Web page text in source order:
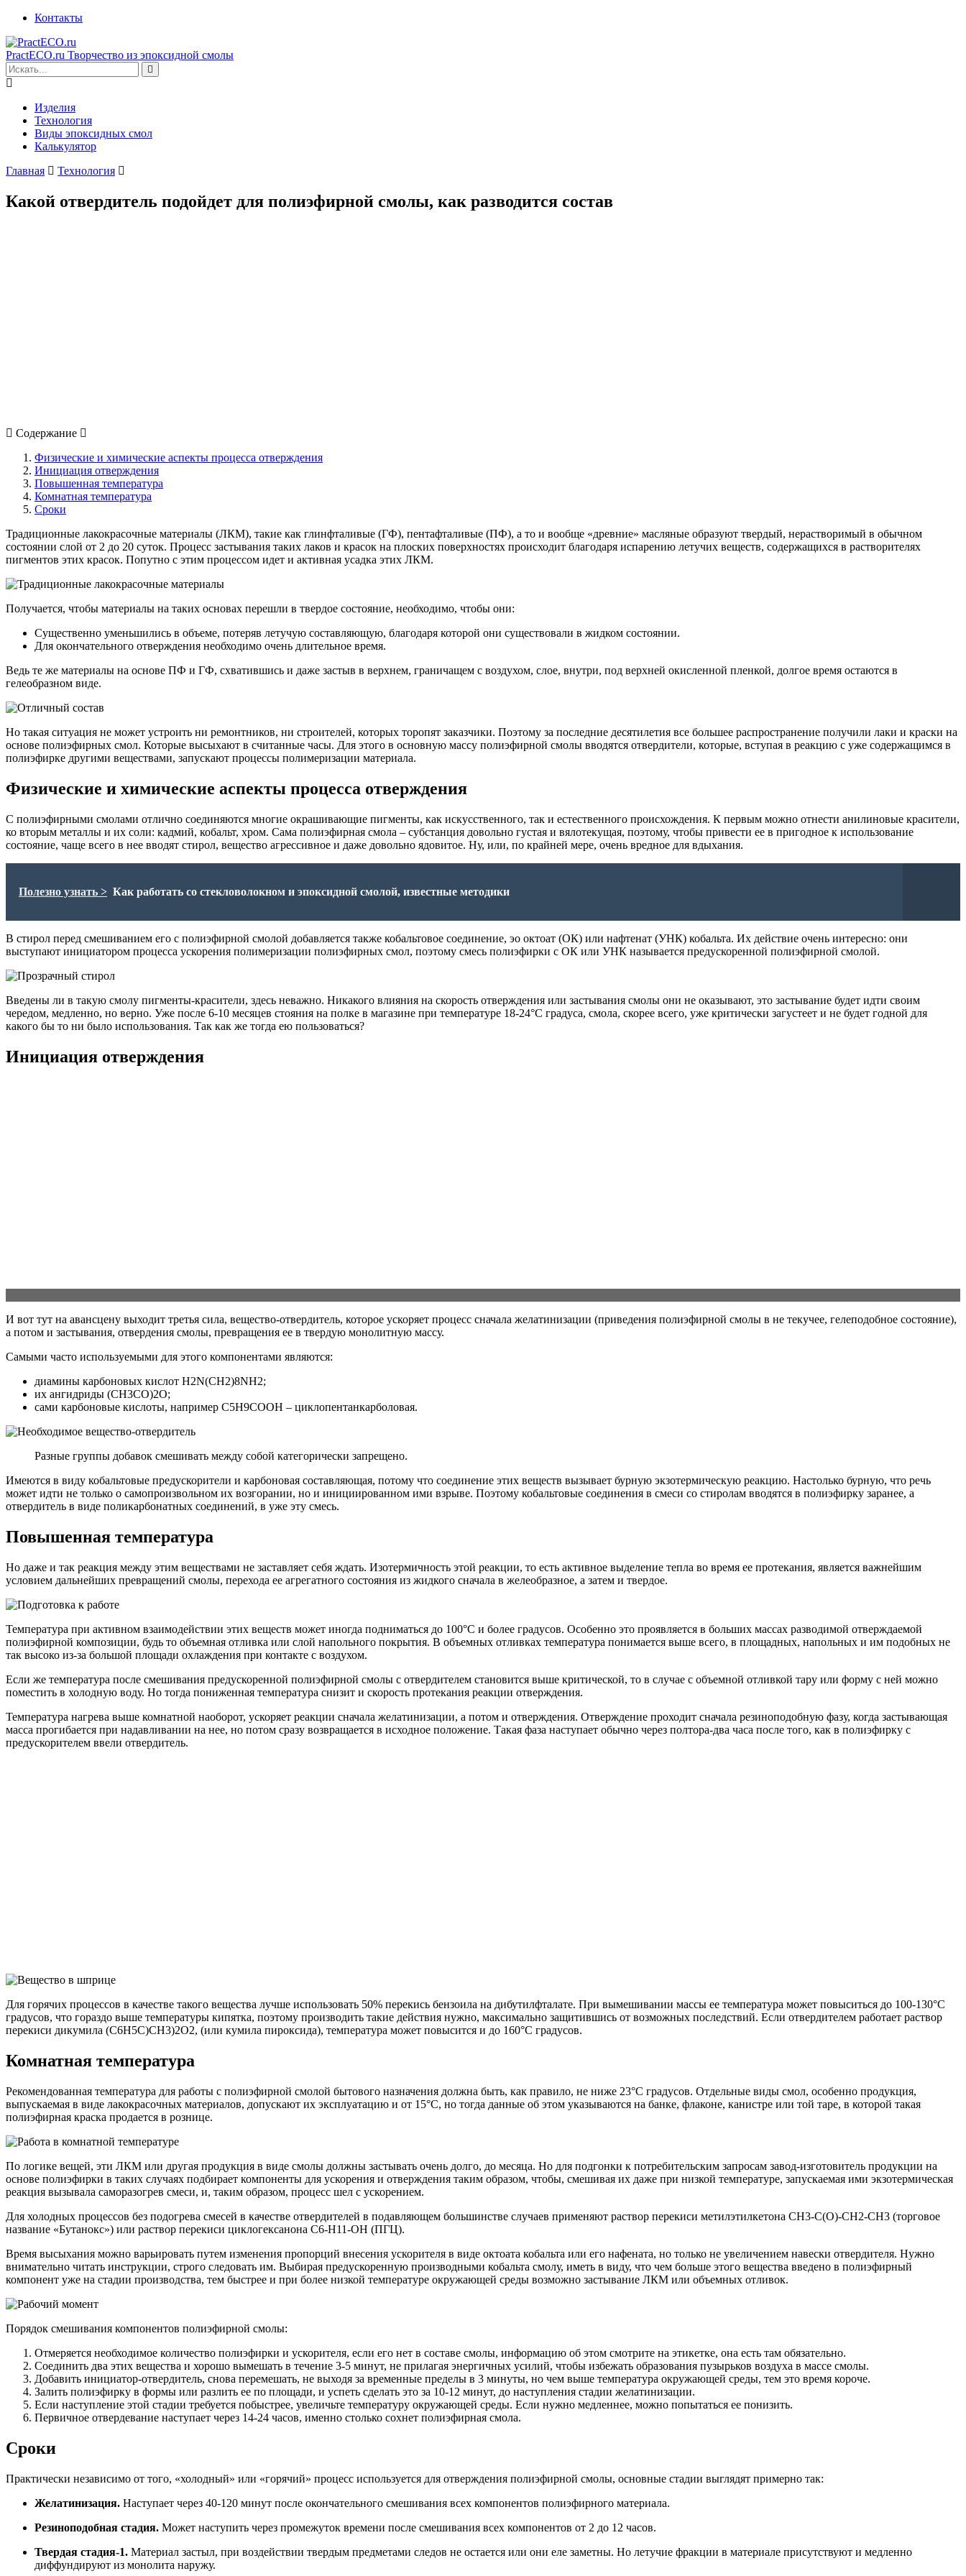
Контакты
PractECO.ru Творчество из эпоксидной смолы
Изделия
Технология
Виды эпоксидных смол
Калькулятор
Главная
Технология
Какой отвердитель подойдет для полиэфирной смолы, как разводится состав
Содержание
Физические и химические аспекты процесса отверждения
Инициация отверждения
Повышенная температура
Комнатная температура
Сроки
Традиционные лакокрасочные материалы (ЛКМ), такие как глинфталивые (ГФ), пентафталивые (ПФ), а то и вообще «древние» масляные образуют твердый, нерастворимый в обычном
состоянии слой от 2 до 20 суток. Процесс застывания таких лаков и красок на плоских поверхностях происходит благодаря испарению летучих веществ, содержащихся в растворителях
пигментов этих красок. Попутно с этим процессом идет и активная усадка этих ЛКМ.
Получается, чтобы материалы на таких основах перешли в твердое состояние, необходимо, чтобы они:
Существенно уменьшились в объеме, потеряв летучую составляющую, благодаря которой они существовали в жидком состоянии.
Для окончательного отверждения необходимо очень длительное время.
Ведь те же материалы на основе ПФ и ГФ, схватившись и даже застыв в верхнем, граничащем с воздухом, слое, внутри, под верхней окисленной пленкой, долгое время остаются в
гелеобразном виде.
Но такая ситуация не может устроить ни ремонтников, ни строителей, которых торопят заказчики. Поэтому за последние десятилетия все большее распространение получили лаки и краски на
основе полиэфирных смол. Которые высыхают в считанные часы. Для этого в основную массу полиэфирной смолы вводятся отвердители, которые, вступая в реакцию с уже содержащимся в
полиэфирке другими веществами, запускают процессы полимеризации материала.
Физические и химические аспекты процесса отверждения
С полиэфирными смолами отлично соединяются многие окрашивающие пигменты, как искусственного, так и естественного происхождения. К первым можно отнести анилиновые красители,
ко вторым металлы и их соли: кадмий, кобальт, хром. Сама полиэфирная смола – субстанция довольно густая и вялотекущая, поэтому, чтобы привести ее в пригодное к использование
состояние, чаще всего в нее вводят стирол, вещество агрессивное и даже довольно ядовитое. Ну, или, по крайней мере, очень вредное для вдыхания.
Полезно узнать > Как работать со стекловолокном и эпоксидной смолой, известные методики
В стирол перед смешиванием его с полиэфирной смолой добавляется также кобальтовое соединение, эо октоат (ОК) или нафтенат (УНК) кобальта. Их действие очень интересно: они
выступают инициатором процесса ускорения полимеризации полиэфирных смол, поэтому смесь полиэфирки с ОК или УНК называется предускоренной полиэфирной смолой.
Введены ли в такую смолу пигменты-красители, здесь неважно. Никакого влияния на скорость отверждения или застывания смолы они не оказывают, это застывание будет идти своим
чередом, медленно, но верно. Уже после 6-10 месяцев стояния на полке в магазине при температуре 18-24°C градуса, смола, скорее всего, уже критически загустеет и не будет годной для
какого бы то ни было использования. Так как же тогда ею пользоваться?
Инициация отверждения
И вот тут на авансцену выходит третья сила, вещество-отвердитель, которое ускоряет процесс сначала желатинизации (приведения полиэфирной смолы в не текучее, гелеподобное состояние),
а потом и застывания, отвердения смолы, превращения ее в твердую монолитную массу.
Самыми часто используемыми для этого компонентами являются:
диамины карбоновых кислот H2N(CH2)8NH2;
их ангидриды (CH3CO)2O;
сами карбоновые кислоты, например C5H9COOH – циклопентанкарболовая.
Разные группы добавок смешивать между собой категорически запрещено.
Имеются в виду кобальтовые предускорители и карбоновая составляющая, потому что соединение этих веществ вызывает бурную экзотермическую реакцию. Настолько бурную, что речь
может идти не только о самопроизвольном их возгорании, но и инициированном ими взрыве. Поэтому кобальтовые соединения в смеси со стиролам вводятся в полиэфирку заранее, а
отвердитель в виде поликарбонатных соединений, в уже эту смесь.
Повышенная температура
Но даже и так реакция между этим веществами не заставляет себя ждать. Изотермичность этой реакции, то есть активное выделение тепла во время ее протекания, является важнейшим
условием дальнейших превращений смолы, перехода ее агрегатного состояния из жидкого сначала в желеобразное, а затем и твердое.
Температура при активном взаимодействии этих веществ может иногда подниматься до 100°C и более градусов. Особенно это проявляется в больших массах разводимой отверждаемой
полиэфирной композиции, будь то объемная отливка или слой напольного покрытия. В объемных отливках температура понимается выше всего, в площадных, напольных и им подобных не
так высоко из-за большой площади охлаждения при контакте с воздухом.
Если же температура после смешивания предускоренной полиэфирной смолы с отвердителем становится выше критической, то в случае с объемной отливкой тару или форму с ней можно
поместить в холодную воду. Но тогда пониженная температура снизит и скорость протекания реакции отверждения.
Температура нагрева выше комнатной наоборот, ускоряет реакции сначала желатинизации, а потом и отверждения. Отверждение проходит сначала резиноподобную фазу, когда застывающая
масса прогибается при надавливании на нее, но потом сразу возвращается в исходное положение. Такая фаза наступает обычно через полтора-два часа после того, как в полиэфирку с
предускорителем ввели отвердитель.
Для горячих процессов в качестве такого вещества лучше использовать 50% перекись бензоила на дибутилфталате. При вымешивании массы ее температура может повыситься до 100-130°C
градусов, что гораздо выше температуры кипятка, поэтому производить такие действия нужно, максимально защитившись от возможных последствий. Если отвердителем работает раствор
перекиси дикумила (C6H5C)CH3)2O2, (или кумила пироксида), температура может повысится и до 160°C градусов.
Комнатная температура
Рекомендованная температура для работы с полиэфирной смолой бытового назначения должна быть, как правило, не ниже 23°C градусов. Отдельные виды смол, особенно продукция,
выпускаемая в виде лакокрасочных материалов, допускают их эксплуатацию и от 15°C, но тогда данные об этом указываются на банке, флаконе, канистре или той таре, в которой такая
полиэфирная краска продается в рознице.
По логике вещей, эти ЛКМ или другая продукция в виде смолы должны застывать очень долго, до месяца. Но для подгонки к потребительским запросам завод-изготовитель продукции на
основе полиэфирки в таких случаях подбирает компоненты для ускорения и отверждения таким образом, чтобы, смешивая их даже при низкой температуре, запускаемая ими экзотермическая
реакция вызывала саморазогрев смеси, и, таким образом, процесс шел с ускорением.
Для холодных процессов без подогрева смесей в качестве отвердителей в подавляющем большинстве случаев применяют раствор перекиси метилэтилкетона CH3-C(O)-CH2-CH3 (торговое
название «Бутанокс») или раствор перекиси циклогексанона C6-H11-OH (ПГЦ).
Время высыхания можно варьировать путем изменения пропорций внесения ускорителя в виде октоата кобальта или его нафената, но только не увеличением навески отвердителя. Нужно
внимательно читать инструкции, строго следовать им. Выбирая предускоренную производными кобальта смолу, иметь в виду, что чем больше этого вещества введено в полиэфирный
компонент уже на стадии производства, тем быстрее и при более низкой температуре окружающей среды возможно застывание ЛКМ или объемных отливок.
Порядок смешивания компонентов полиэфирной смолы:
Отмеряется необходимое количество полиэфирки и ускорителя, если его нет в составе смолы, информацию об этом смотрите на этикетке, она есть там обязательно.
Соединить два этих вещества и хорошо вымешать в течение 3-5 минут, не прилагая энергичных усилий, чтобы избежать образования пузырьков воздуха в массе смолы.
Добавить инициатор-отвердитель, снова перемешать, не выходя за временные пределы в 3 минуты, но чем выше температура окружающей среды, тем это время короче.
Залить полиэфирку в формы или разлить ее по площади, и успеть сделать это за 10-12 минут, до наступления стадии желатинизации.
Если наступление этой стадии требуется побыстрее, увеличьте температуру окружающей среды. Если нужно медленнее, можно попытаться ее понизить.
Первичное отвердевание наступает через 14-24 часов, именно столько сохнет полиэфирная смола.
Сроки
Практически независимо от того, «холодный» или «горячий» процесс используется для отверждения полиэфирной смолы, основные стадии выглядят примерно так:
Желатинизация. Наступает через 40-120 минут после окончательного смешивания всех компонентов полиэфирного материала.
Резиноподобная стадия. Может наступить через промежуток времени после смешивания всех компонентов от 2 до 12 часов.
Твердая стадия-1. Материал застыл, при воздействии твердым предметами следов не остается или они еле заметны. Но летучие фракции в материале присутствуют и медленно
диффундируют из монолита наружу.